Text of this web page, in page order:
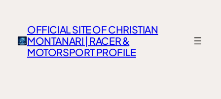
OFFICIAL SITE OF CHRISTIAN
MONTANARI | RACER &
MOTORSPORT PROFILE